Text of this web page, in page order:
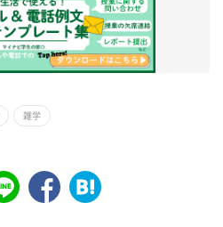
雑学